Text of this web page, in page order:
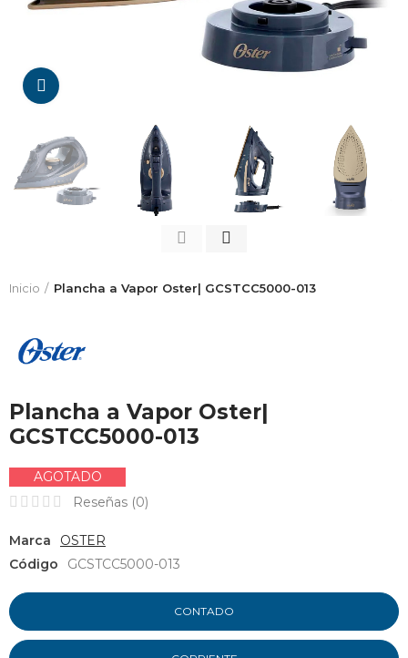
Inicio Plancha a Vapor Oster| GCSTCC5000-013
Plancha a Vapor Oster|
GCSTCC5000-013
AGOTADO
Reseñas (0)
Marca
OSTER
Código
GCSTCC5000-013
CONTADO